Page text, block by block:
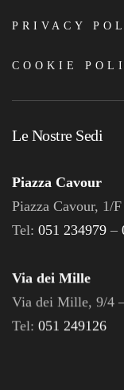
PRIVACY
COOKIE
Le Nostre Sedi
Piazza Cavour
Piazza Cavour, 1/
Tel: 051 234979 –
Via dei Mille
Via dei Mille, 9/4
Tel: 051 249126